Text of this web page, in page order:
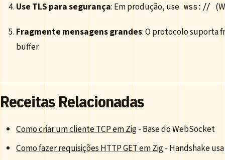
Use TLS para segurança: Em produção, use wss://
Fragmente mensagens grandes: O protocolo suporta
buffer.
Receitas Relacionadas
Como criar um cliente TCP em Zig- Base do WebSocket
Como fazer requisições HTTP GET em Zig- Handshake